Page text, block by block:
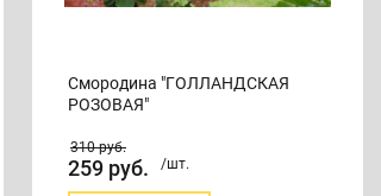
Смородина "ГОЛЛАНДСКАЯ
РОЗОВАЯ"
310руб.
259 руб. /шт.